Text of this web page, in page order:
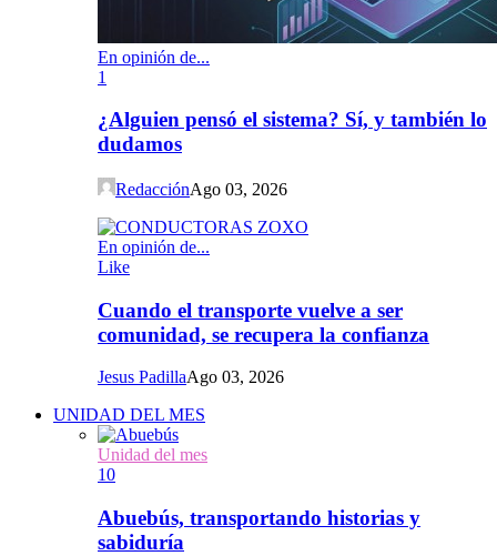
En opinión de...
1
¿Alguien pensó el sistema? Sí, y también lo
dudamos
RedacciónAgo 03, 2026
En opinión de...
Like
Cuando el transporte vuelve a ser
comunidad, se recupera la confianza
Jesus PadillaAgo 03, 2026
UNIDAD DEL MES
Unidad del mes
10
Abuebús, transportando historias y
sabiduría